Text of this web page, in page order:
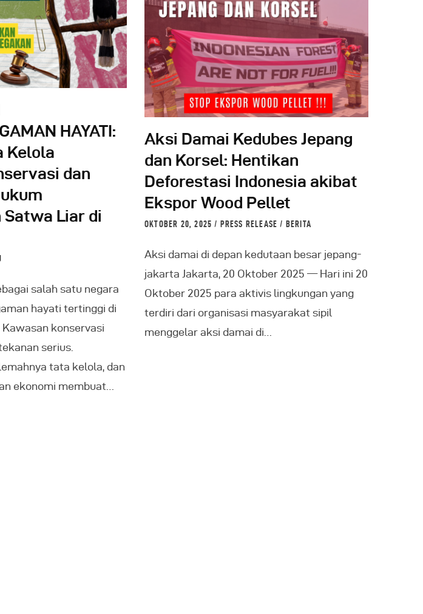
HAYATI:
Kelola
dan
Satwa Liar di
salah satu negara
hayati tertinggi di
konservasi
serius.
tata kelola, dan
ekonomi membuat…
Aksi Damai Kedubes Jepang
dan Korsel: Hentikan
Deforestasi Indonesia akibat
Ekspor Wood Pellet
OKTOBER 20, 2025 PRESS RELEASE / BERITA
Aksi damai di depan kedutaan besar jepang-
jakarta Jakarta, 20 Oktober 2025 — Hari ini 20
Oktober 2025 para aktivis lingkungan yang
terdiri dari organisasi masyarakat sipil
menggelar aksi damai di…